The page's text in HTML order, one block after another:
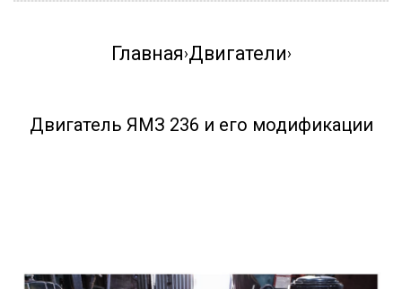
Главная›Двигатели›
Двигатель ЯМЗ 236 и его модификации